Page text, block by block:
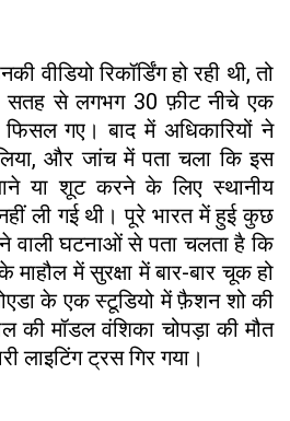
वीडियो रिकॉर्डिंग हो रही थी, तो
सतह से लगभग 30 फ़ीट नीचे एक
फिसल गए। बाद में अधिकारियों ने
और जांच में पता चला कि इस
या शूट करने के लिए स्थानीय
ली गई थी। पूरे भारत में हुई कुछ
वाली घटनाओं से पता चलता है कि
में सुरक्षा में बार-बार चूक हो
के एक स्टूडियो में फ़ैशन शो की
की मॉडल वंशिका चोपड़ा की मौत
लाइटिंग ट्रस गिर गया।